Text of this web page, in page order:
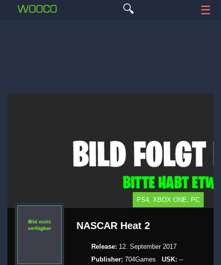
🔍 ☰
PS4, XBOX ONE, PC
NASCAR Heat 2
Release: 12. September 2017
Publisher: 704Games USK: --